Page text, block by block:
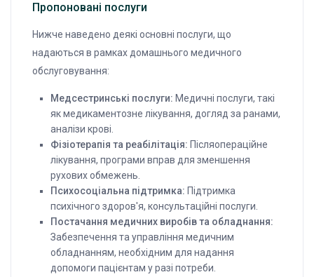
Пропоновані послуги
Нижче наведено деякі основні послуги, що
надаються в рамках домашнього медичного
обслуговування:
Медсестринські послуги: Медичні послуги, такі
як медикаментозне лікування, догляд за ранами,
аналізи крові.
Фізіотерапія та реабілітація: Післяопераційне
лікування, програми вправ для зменшення
рухових обмежень.
Психосоціальна підтримка: Підтримка
психічного здоров'я, консультаційні послуги.
Постачання медичних виробів та обладнання:
Забезпечення та управління медичним
обладнанням, необхідним для надання
допомоги пацієнтам у разі потреби.